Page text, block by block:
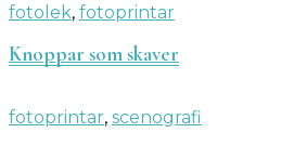
fotolek, fotoprintar
Knoppar som skaver
fotoprintar, scenografi